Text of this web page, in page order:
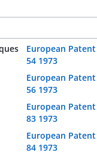
European
54 1973
European
56 1973
European
83 1973
European
84 1973